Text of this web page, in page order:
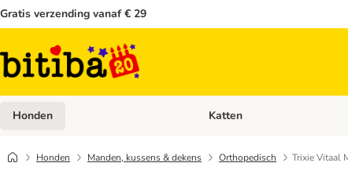
Gratis verzending vanaf € 29
Honden Open categoriemenu: Honden
Katten
Honden Manden, kussens & dekens Orthopedisch Trixie Vitaal